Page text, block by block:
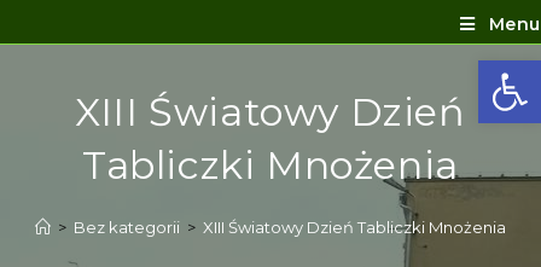
Menu
XIII Światowy Dzień
Tabliczki Mnożenia
> Bez kategorii > XIII Światowy Dzień Tabliczki Mnożenia